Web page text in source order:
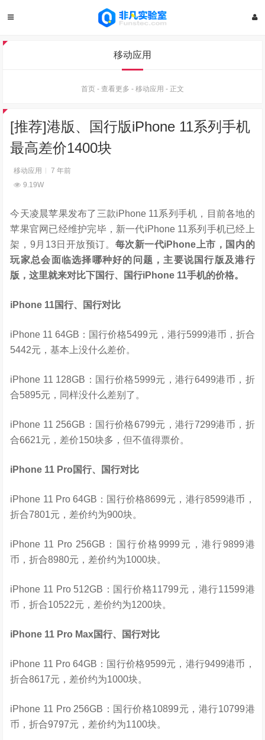
移动应用
首页 - 查看更多 - 移动应用 - 正文
[推荐]港版、国行版iPhone 11系列手机
最高差价1400块
移动应用
7 年前
9.19W
今天凌晨苹果发布了三款iPhone 11系列手机，目前各地的
苹果官网已经维护完毕，新一代iPhone 11系列手机已经上
架，9月13日开放预订。 每次新一代iPhone上市，国内的
玩家总会面临选择哪种好的问题，主要说国行版及港行
版，这里就来对比下国行、国行iPhone 11手机的价格。
iPhone 11国行、国行对比
iPhone 11 64GB：国行价格5499元，港行5999港币，折合
5442元，基本上没什么差价。
iPhone 11 128GB：国行价格5999元，港行6499港币，折
合5895元，同样没什么差别了。
iPhone 11 256GB：国行价格6799元，港行7299港币，折
合6621元，差价150块多，但不值得票价。
iPhone 11 Pro国行、国行对比
iPhone 11 Pro 64GB：国行价格8699元，港行8599港币，
折合7801元，差价约为900块。
iPhone 11 Pro 256GB：国行价格9999元，港行9899港
币，折合8980元，差价约为1000块。
iPhone 11 Pro 512GB：国行价格11799元，港行11599港
币，折合10522元，差价约为1200块。
iPhone 11 Pro Max国行、国行对比
iPhone 11 Pro 64GB：国行价格9599元，港行9499港币，
折合8617元，差价约为1000块。
iPhone 11 Pro 256GB：国行价格10899元，港行10799港
币，折合9797元，差价约为1100块。